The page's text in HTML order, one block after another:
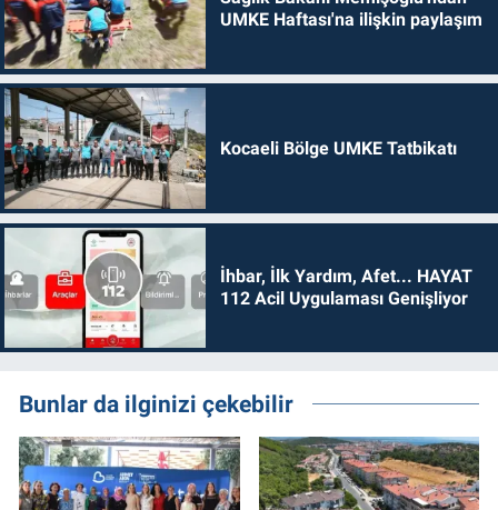
UMKE Haftası'na ilişkin paylaşım
Kocaeli Bölge UMKE Tatbikatı
İhbar, İlk Yardım, Afet... HAYAT
112 Acil Uygulaması Genişliyor
Bunlar da ilginizi çekebilir